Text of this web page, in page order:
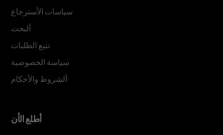
سياسات الأسترجاع
ألبحث
تتبع الطلبات
سياسة الخصوصية
ألشروط والأحكام
أطلع الأن